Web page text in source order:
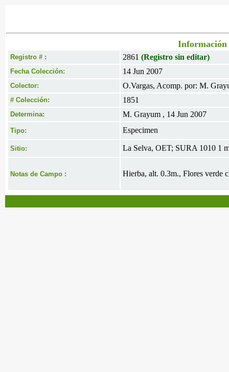
Información
Registro # : 2861 (Registro sin editar)
Fecha Colección: 14 Jun 2007
Colector: O.Vargas, Acomp. por: M.
# Colección: 1851
Determina: M. Grayum , 14 Jun 2007
Tipo: Especimen
Sitio: La Selva, OET; SURA 1010 1
Notas de Campo : Hierba, alt. 0.3m., Flores verde